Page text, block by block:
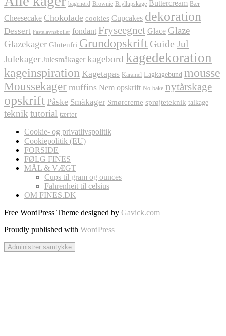
bagenørd Brownie Bryllupskage Buttercream Bær
Cheesecake Chokolade cookies Cupcakes dekoration
Dessert Fastelavnsboller fondant Fryseegnet Glace Glaze
Glazekager Glutenfri Grundopskrift Guide Jul
Julekager Julesmåkager kagebord kagedekoration
kageinspiration Kagetapas Karamel Lagkagebund mousse
Moussekager muffins Nem opskrift No-bake nytårskage
opskrift Påske Småkager Smørcreme sprøjteteknik talkage
teknik tutorial tærter
Cookie- og privatlivspolitik
Cookiepolitik (EU)
FORSIDE
FØLG FINES
MÅL & VÆGT
Cups til gram og ounces
Fahrenheit til celsius
OM FINES.DK
Free WordPress Theme designed by Gavick.com
Proudly published with WordPress
Administrer samtykke